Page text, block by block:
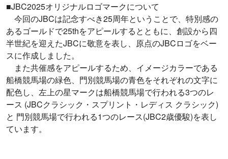
■JBC2025オリジナルロゴマークについて
今回のJBCは記念すべき25周年ということで、特別感の
あるゴールドで25thをアピールするとともに、創設から四
半世紀を迎えたJBCに敬意を表し、原点のJBCロゴをベー
スに作成しました。
また共催感をアピールするため、イメージカラーである
船橋競馬場の緑色、門別競馬場の青色をそれぞれの文字に
配色し、左上の星マークは船橋競馬場で行われる3つのレ
ース (JBCクラシック・スプリント・レディス クラシック)
と 門別競馬場で行われる1つのレース(JBC2歳優駿)を表し
ています。